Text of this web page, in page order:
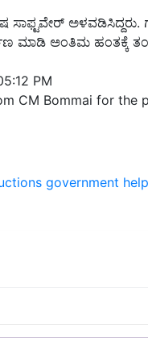
ಮಾಡಿ ಅಂತಿಮ ಹಂತಕ್ಕೆ
CM Bommai for the